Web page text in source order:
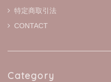
特定商取引法
CONTACT
Category